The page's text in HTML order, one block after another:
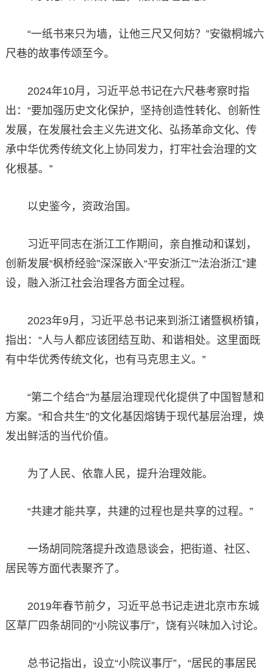
“一纸书来只为墙，让他三尺又何妨？”安徽桐城六
尺巷的故事传颂至今。
2024年10月，习近平总书记在六尺巷考察时指
出：“要加强历史文化保护，坚持创造性转化、创新性
发展，在发展社会主义先进文化、弘扬革命文化、传
承中华优秀传统文化上协同发力，打牢社会治理的文
化根基。”
以史鉴今，资政治国。
习近平同志在浙江工作期间，亲自推动和谋划，
创新发展“枫桥经验”深深嵌入“平安浙江”“法治浙江”建
设，融入浙江社会治理各方面全过程。
2023年9月，习近平总书记来到浙江诸暨枫桥镇，
指出：“人与人都应该团结互助、和谐相处。这里面既
有中华优秀传统文化，也有马克思主义。”
“第二个结合”为基层治理现代化提供了中国智慧和
方案。“和合共生”的文化基因熔铸于现代基层治理，焕
发出鲜活的当代价值。
为了人民、依靠人民，提升治理效能。
“共建才能共享，共建的过程也是共享的过程。”
一场胡同院落提升改造恳谈会，把街道、社区、
居民等方面代表聚齐了。
2019年春节前夕，习近平总书记走进北京市东城
区草厂四条胡同的“小院议事厅”，饶有兴味加入讨论。
总书记指出，设立“小院议事厅”，“居民的事居民